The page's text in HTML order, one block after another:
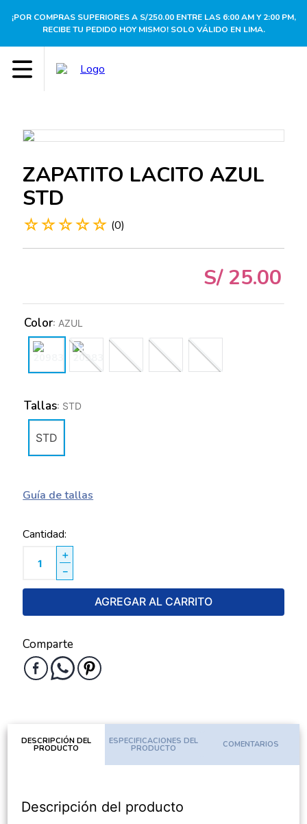
¡POR COMPRAS SUPERIORES A S/250.00 ENTRE LAS 6:00 AM Y 2:00 PM,
RECIBE TU PEDIDO HOY MISMO! SOLO VÁLIDO EN LIMA.
ZAPATITO LACITO AZUL
STD
☆☆☆☆☆ (0)
S/ 25.00
Tallas: STD
STD
Color: AZUL
Guía de tallas
Cantidad
＋
－
AGREGAR AL CARRITO
Comparte
DESCRIPCIÓN DEL
PRODUCTO
ESPECIFICACIONES DEL
PRODUCTO COMENTARIOS
Descripción del producto